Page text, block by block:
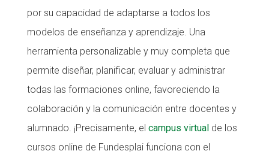
por su capacidad de adaptarse a todos los
modelos de enseñanza y aprendizaje. Una
herramienta personalizable y muy completa que
permite diseñar, planificar, evaluar y administrar
todas las formaciones online, favoreciendo la
colaboración y la comunicación entre docentes y
alumnado. ¡Precisamente, el campus virtualde los
cursos online de Fundesplai funciona con el